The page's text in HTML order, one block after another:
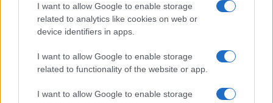
I want to allow Google to enable storage
related to analytics like cookies on web or
device identifiers in apps.
I want to allow Google to enable storage
related to functionality of the website or app.
I want to allow Google to enable storage
comercial. Además, las alianzas con plataformas
de reparto amplían el alcance más allá del local
práctica estos lanzamientos sirven tanto para
probar productos como para captar datos de
consumo.